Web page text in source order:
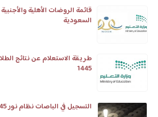
قائمة الروضات الأهلية
السعودية
طريقة الاستعلام عن نتائج
1445
التسجيل في الباصات نظام نور 1445